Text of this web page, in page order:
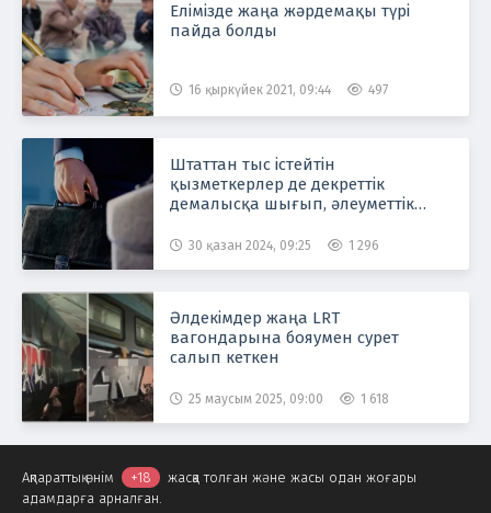
Елімізде жаңа жәрдемақы түрі
пайда болды
16 қыркүйек 2021, 09:44 497
Штаттан тыс істейтін
қызметкерлер де декреттік
демалысқа шығып, әлеуметтік
30 қазан 2024, 09:25 1 296
Әлдекімдер жаңа LRT
вагондарына бояумен сурет
салып кеткен
25 маусым 2025, 09:00 1 618
Ақпараттық өнім +18
жасқа толған және жасы одан жоғары
адамдарға арналған.